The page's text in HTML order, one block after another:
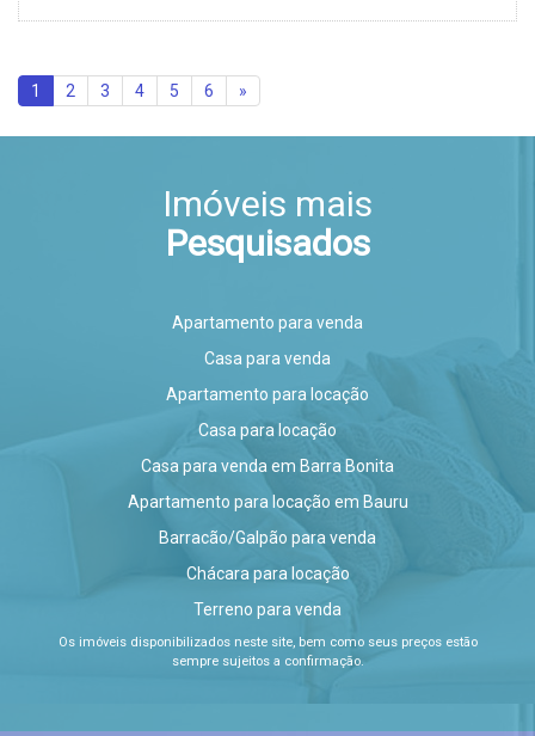
1 2 3 4 5 6 »
Imóveis mais
Pesquisados
Apartamento para venda
Casa para venda
Apartamento para locação
Casa para locação
Casa para venda em Barra Bonita
Apartamento para locação em Bauru
Barracão/Galpão para venda
Chácara para locação
Terreno para venda
Os imóveis disponibilizados neste site, bem como seus preços estão
sempre sujeitos a confirmação.